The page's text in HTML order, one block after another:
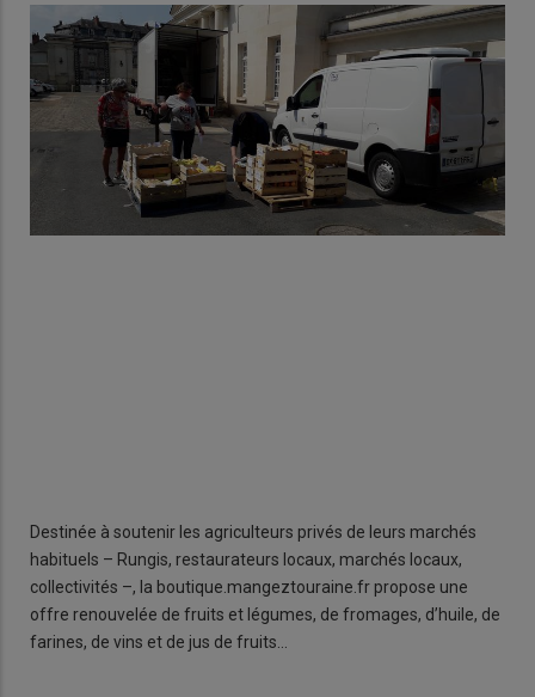
Destinée à soutenir les agriculteurs privés de leurs marchés
habituels – Rungis, restaurateurs locaux, marchés locaux,
collectivités –, la boutique.mangeztouraine.fr propose une
offre renouvelée de fruits et légumes, de fromages, d’huile, de
farines, de vins et de jus de fruits…